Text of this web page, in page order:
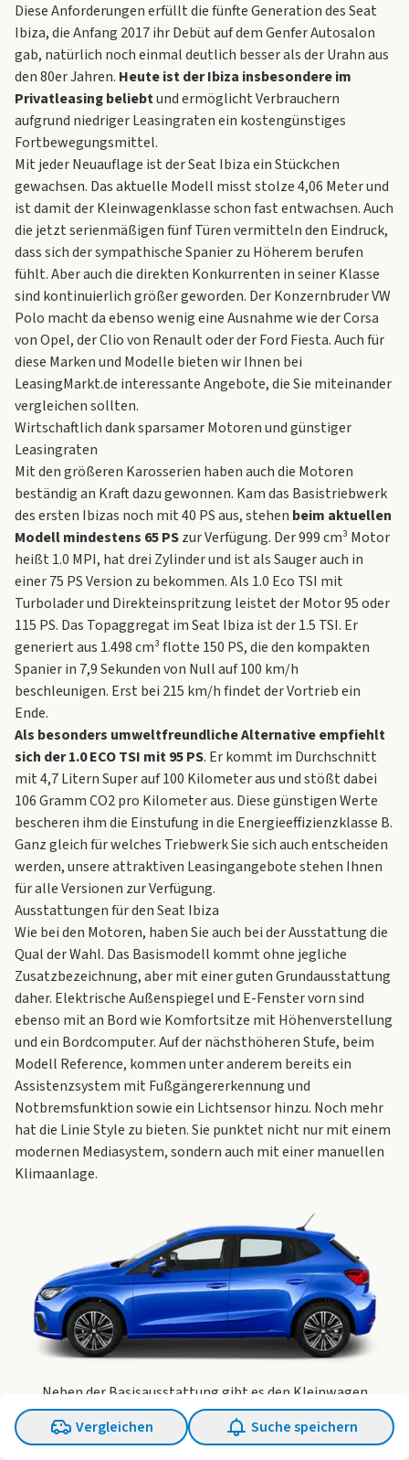
Vergleichen
Suche speichern
Diese Anforderungen erfüllt die fünfte Generation des Seat
Ibiza, die Anfang 2017 ihr Debüt auf dem Genfer Autosalon
gab, natürlich noch einmal deutlich besser als der Urahn aus
den 80er Jahren. Heute ist der Ibiza insbesondere im
Privatleasing beliebtund ermöglicht Verbrauchern
aufgrund niedriger Leasingraten ein kostengünstiges
Fortbewegungsmittel.
Mit jeder Neuauflage ist der Seat Ibiza ein Stückchen
gewachsen. Das aktuelle Modell misst stolze 4,06 Meter und
ist damit der Kleinwagenklasse schon fast entwachsen. Auch
die jetzt serienmäßigen fünf Türen vermitteln den Eindruck,
dass sich der sympathische Spanier zu Höherem berufen
fühlt. Aber auch die direkten Konkurrenten in seiner Klasse
sind kontinuierlich größer geworden. Der KonzernbruderVW
Polo macht da ebenso wenig eine Ausnahme wie derCorsa
von Opel, der Clio von Renault oder derFord Fiesta. Auch für
diese Marken und Modelle bieten wir Ihnen bei
LeasingMarkt.de interessante Angebote, die Sie miteinander
vergleichen sollten.
Wirtschaftlich dank sparsamer Motoren und günstiger
Leasingraten
Mit den größeren Karosserien haben auch die Motoren
beständig an Kraft dazu gewonnen. Kam das Basistriebwerk
des ersten Ibizas noch mit 40 PS aus, stehen beim aktuellen
Modell mindestens 65 PSzur Verfügung. Der 999 cm³ Motor
heißt 1.0 MPI, hat drei Zylinder und ist als Sauger auch in
einer 75 PS Version zu bekommen. Als 1.0 Eco TSI mit
Turbolader und Direkteinspritzung leistet der Motor 95 oder
115 PS. Das Topaggregat im Seat Ibiza ist der 1.5 TSI. Er
generiert aus 1.498 cm³ flotte 150 PS, die den kompakten
Spanier in 7,9 Sekunden von Null auf 100 km/h
beschleunigen. Erst bei 215 km/h findet der Vortrieb ein
Ende.
Als besonders umweltfreundliche Alternative empfiehlt
sich der 1.0 ECO TSI mit 95 PS. Er kommt im Durchschnitt
mit 4,7 Litern Super auf 100 Kilometer aus und stößt dabei
106 Gramm CO2 pro Kilometer aus. Diese günstigen Werte
bescheren ihm die Einstufung in die Energieeffizienzklasse B.
Ganz gleich für welches Triebwerk Sie sich auch entscheiden
werden, unsere attraktiven Leasingangebote stehen Ihnen
für alle Versionen zur Verfügung.
Ausstattungen für den Seat Ibiza
Wie bei den Motoren, haben Sie auch bei der Ausstattung die
Qual der Wahl. Das Basismodell kommt ohne jegliche
Zusatzbezeichnung, aber mit einer guten Grundausstattung
daher. Elektrische Außenspiegel und E-Fenster vorn sind
ebenso mit an Bord wie Komfortsitze mit Höhenverstellung
und ein Bordcomputer. Auf der nächsthöheren Stufe, beim
Modell Reference, kommen unter anderem bereits ein
Assistenzsystem mit Fußgängererkennung und
Notbremsfunktion sowie ein Lichtsensor hinzu. Noch mehr
hat die Linie Style zu bieten. Sie punktet nicht nur mit einem
modernen Mediasystem, sondern auch mit einer manuellen
Klimaanlage.
Neben der Basisausstattung gibt es den Kleinwagen
wahlweise auch mit vielen Extras